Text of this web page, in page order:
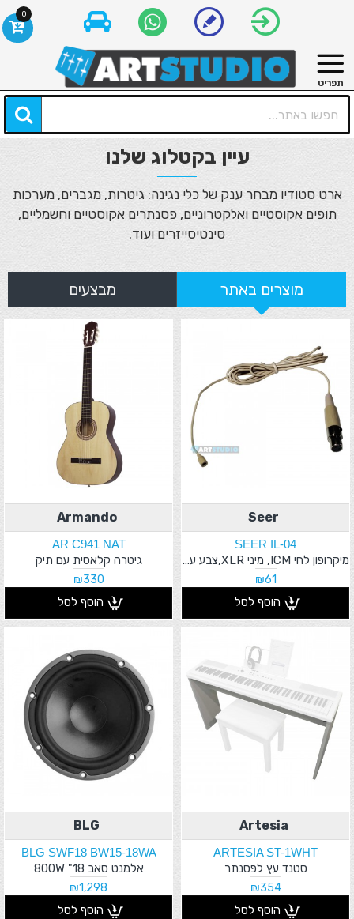
Studio
-
ארט
סטודיו
עיין בקטלוג שלנו
ארט סטודיו מבחר ענק של כלי נגינה: גיטרות, מגברים, מערכות
תופים אקוסטיים ואלקטרוניים, פסנתרים אקוסטיים וחשמליים,
סינטיסייזרים ועוד.
מוצרים באתר מבצעים
Seer
SEER IL-04
מיקרופון לחי ICM, מיני XLR,צבע עור
₪61
הוסף לסל
Armando
AR C941 NAT
גיטרה קלאסית עם תיק
₪330
הוסף לסל
Artesia
ARTESIA ST-1WHT
סטנד עץ לפסנתר
₪354
הוסף לסל
BLG
BLG SWF18 BW15-18WA
אלמנט סאב 18" 800W
₪1,298
הוסף לסל
0